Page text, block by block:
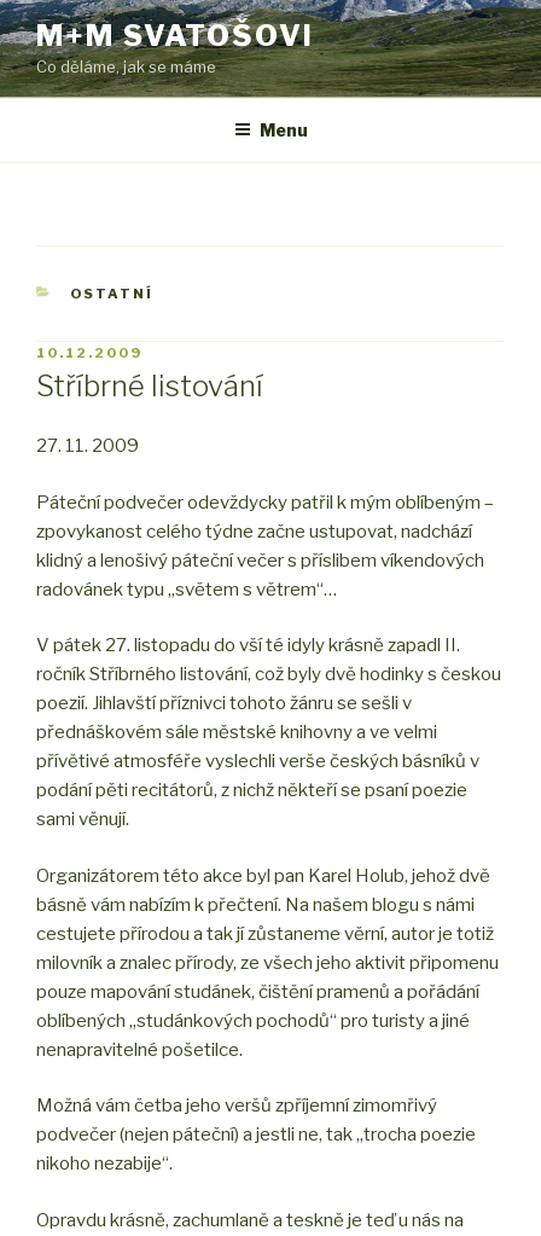
Přejít
k
obsahu
webu
M+M SVATOŠOVI
Co děláme, jak se máme
Menu
RUBRIKY
OSTATNÍ
PUBLIKOVÁNO
10.12.2009
Stříbrné listování
27. 11. 2009
Páteční podvečer odevždycky patřil k mým oblíbeným –
zpovykanost celého týdne začne ustupovat, nadchází
klidný a lenošivý páteční večer s příslibem víkendových
radovánek typu „světem s větrem“…
V pátek 27. listopadu do vší té idyly krásně zapadl II.
ročník Stříbrného listování, což byly dvě hodinky s českou
poezií. Jihlavští příznivci tohoto žánru se sešli v
přednáškovém sále městské knihovny a ve velmi
přívětivé atmosféře vyslechli verše českých básníků v
podání pěti recitátorů, z nichž někteří se psaní poezie
sami věnují.
Organizátorem této akce byl pan Karel Holub, jehož dvě
básně vám nabízím k přečtení. Na našem blogu s námi
cestujete přírodou a tak jí zůstaneme věrní, autor je totiž
milovník a znalec přírody, ze všech jeho aktivit připomenu
pouze mapování studánek, čištění pramenů a pořádání
oblíbených „studánkových pochodů“ pro turisty a jiné
nenapravitelné pošetilce.
Možná vám četba jeho veršů zpříjemní zimomřivý
podvečer (nejen páteční) a jestli ne, tak „trocha poezie
nikoho nezabije“.
Opravdu krásně, zachumlaně a teskně je teď u nás na